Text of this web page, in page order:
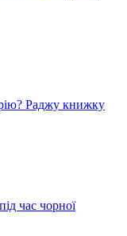
Раджу книжку
час чорної